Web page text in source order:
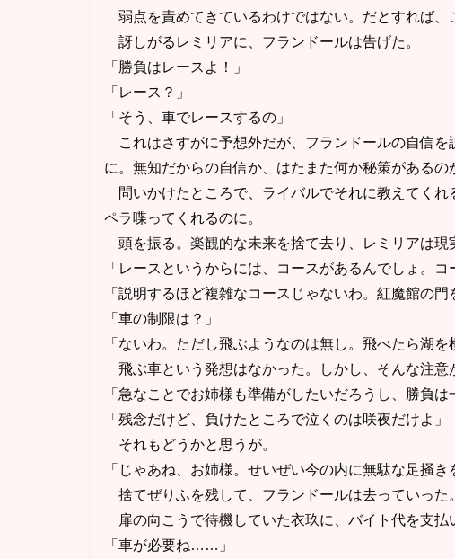
弱点を責めてきているわけではない。だとすれば、
訝しがるレミリアに、フランドールは告げた。
「勝負はレースよ！」
「レース？」
「そう、車でレースするの」
これはさすがに予想外だが、フランドールの自信を
に。無知だからの自信か、はたまた何か秘策があるの
問いかけたところで、ライバルでそれに教えてくれ
ペラ喋ってくれるのに。
頭を振る。楽観的な未来を捨て去り、レミリアは現
「レースというからには、コースがあるんでしょ。コ
「説明するほど複雑なコースじゃないわ。紅魔館の
「車の制限は？」
「ないわ。ただし飛ぶようなのは無し。飛べたら湖を
飛ぶ車という発想はなかった。しかし、そんな注意
「急なことでお姉様も準備がしたいだろうし、勝負
「残念だけど、負けたところで泣くのは咲夜だけよ」
それもどうかと思うが。
「じゃあね、お姉様。せいぜい今の内に無駄な足掻き
捨てぜりふを残して、フランドールは去っていった。
扉の向こうで待機していた衣玖に、バイト代を支払
「車が必要ね……」